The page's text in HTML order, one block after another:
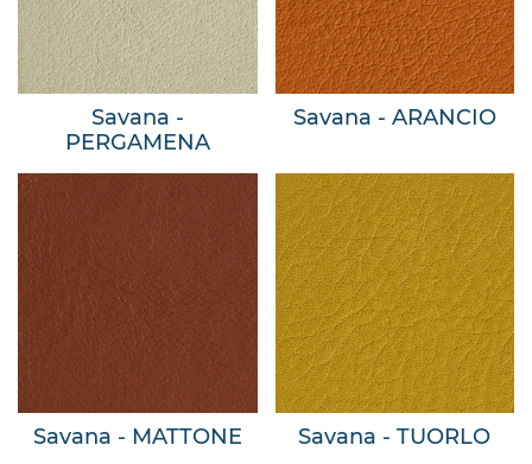
Savana -
PERGAMENA
Savana - ARANCIO
Savana - MATTONE Savana - TUORLO